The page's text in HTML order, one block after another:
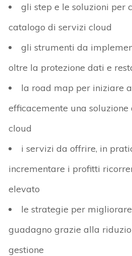
gli step e le soluzioni per
catalogo di servizi cloud
gli strumenti da
oltre la protezione dati e
la road map per iniziare
efficacemente una
cloud
i servizi da offrire, in
incrementare i profitti
elevato
le strategie per
guadagno grazie alla
gestione